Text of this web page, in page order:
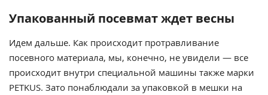
Упакованный посевмат ждет весны
Идем дальше. Как происходит протравливание
посевного материала, мы, конечно, не увидели — все
происходит внутри специальной машины также марки
PETKUS. Зато понаблюдали за упаковкой в мешки на